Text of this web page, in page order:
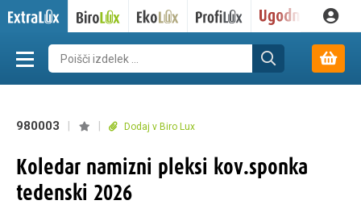
980003 Dodaj v Biro Lux
Koledar namizni pleksi kov.sponka
tedenski 2026